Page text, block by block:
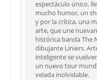
espectáculo único,
mucho humor, un
y por la crítica, una
arte, que une
histórica banda The
dibujante Liniers.
inteligente se
un nuevo tour
velada inolvidable.